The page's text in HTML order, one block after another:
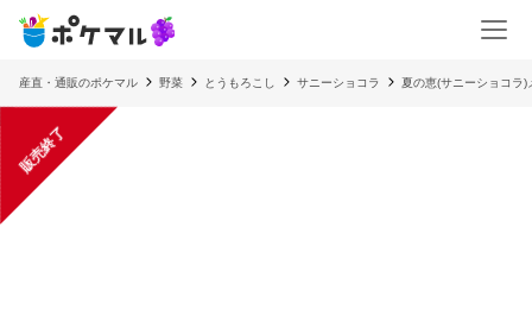
産直・通販のポケマル 野菜 とうもろこし サニーショコラ 夏の恵(サニーショコラ
販売終了